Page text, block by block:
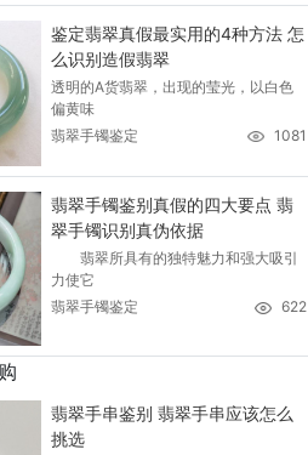
鉴定翡翠真假最实用的4种方法 怎
么识别造假翡翠
透明的A货翡翠，出现的莹光，以白色
偏黄味
翡翠手镯鉴定
1081
翡翠手镯鉴别真假的四大要点 翡
翠手镯识别真伪依据
翡翠所具有的独特魅力和强大吸引
力使它
翡翠手镯鉴定
622
翡翠手串鉴别 翡翠手串应该怎么
挑选